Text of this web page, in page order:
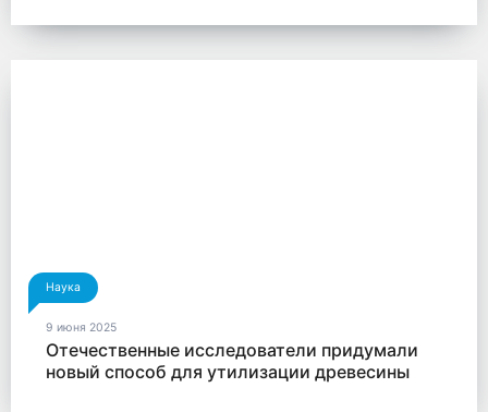
Наука
9 июня 2025
Отечественные исследователи придумали
новый способ для утилизации древесины